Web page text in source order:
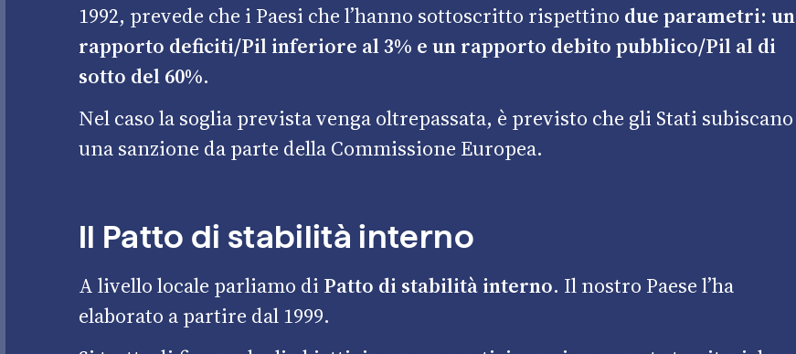
1992, prevede che i Paesi che l’hanno sottoscritto rispettino due parametri: un
rapporto deficiti/Pil inferiore al 3% e un rapporto debito pubblico/Pil al di
sotto del 60%.
Nel caso la soglia prevista venga oltrepassata, è previsto che gli Stati subiscano
una sanzione da parte della Commissione Europea.
Il Patto di stabilità interno
A livello locale parliamo di Patto di stabilità interno. Il nostro Paese l’ha
elaborato a partire dal 1999.